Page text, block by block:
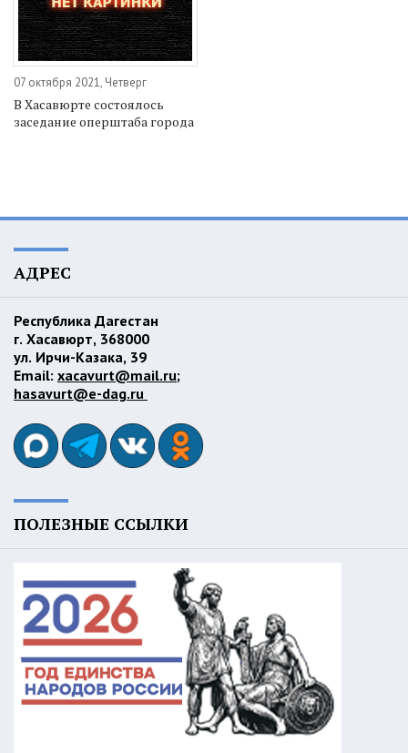
07 октября 2021, Четверг
В Хасавюрте состоялось
заседание оперштаба города
АДРЕС
Республика Дагестан
г. Хасавюрт, 368000
ул. Ирчи-Казака, 39
Email: xacavurt@mail.ru;
hasavurt@e-dag.ru
ПОЛЕЗНЫЕ ССЫЛКИ